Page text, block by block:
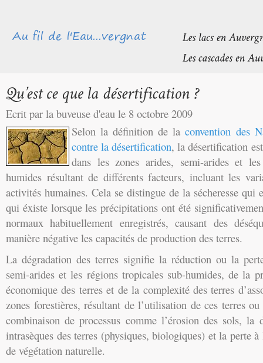
Ecrit par la buveuse d'eau le 8 octobre 2009
Selon la définition de laconvention des
contre la désertification, la désertification
dans les zones arides, semi-arides et
humides résultant de différents facteurs, incluant les
activités humaines. Cela se distingue de la sécheresse qui
qui éxiste lorsque les précipitations ont été
normaux habituellement enregistrés, causant des
manière négative les capacités de production des terres.
La dégradation des terres signifie la réduction ou la
semi-arides et les régions tropicales sub-humides, de la
économique des terres et de la complexité des terres
zones forestières, résultant de l’utilisation de ces terres ou
combinaison de processus comme l’érosion des sols, la
intrasèques des terres (physiques, biologiques) et la perte
de végétation naturelle.